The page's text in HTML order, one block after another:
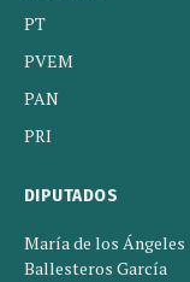
PT
PVEM
PAN
PRI
DIPUTADOS
María de los Ángeles
Ballesteros García